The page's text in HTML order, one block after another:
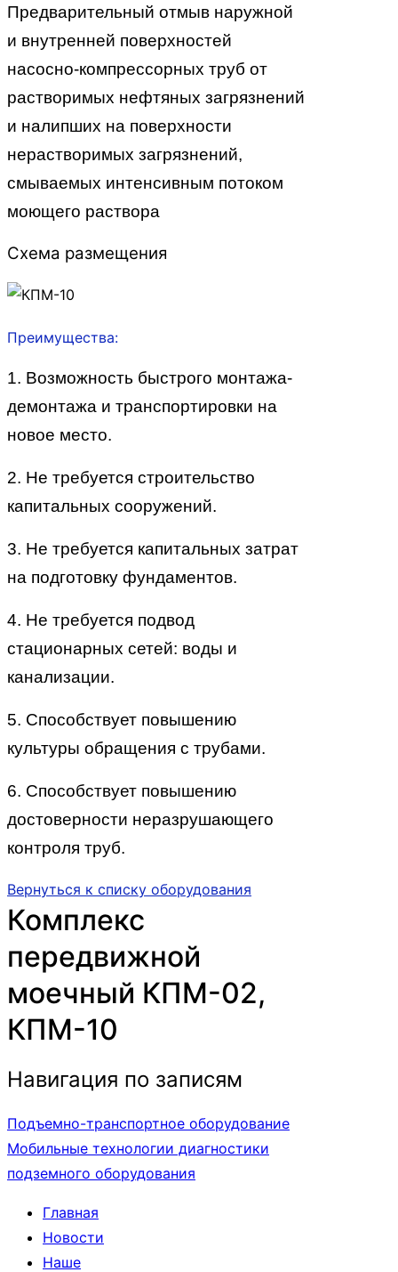
Предварительный отмыв наружной
и внутренней поверхностей
насосно-компрессорных труб от
растворимых нефтяных загрязнений
и налипших на поверхности
нерастворимых загрязнений,
смываемых интенсивным потоком
моющего раствора
Схема размещения
Преимущества:
1. Возможность быстрого монтажа-
демонтажа и транспортировки на
новое место.
2. Не требуется строительство
капитальных сооружений.
3. Не требуется капитальных затрат
на подготовку фундаментов.
4. Не требуется подвод
стационарных сетей: воды и
канализации.
5. Способствует повышению
культуры обращения с трубами.
6. Способствует повышению
достоверности неразрушающего
контроля труб.
Вернуться к списку оборудования
Комплекс
передвижной
моечный КПМ-02,
КПМ-10
Навигация по записям
Подъемно-транспортное оборудование
Мобильные технологии диагностики
подземного оборудования
Главная
Новости
Наше